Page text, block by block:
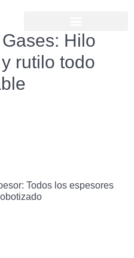
Hilo
rutilo todo
Todos los espesores